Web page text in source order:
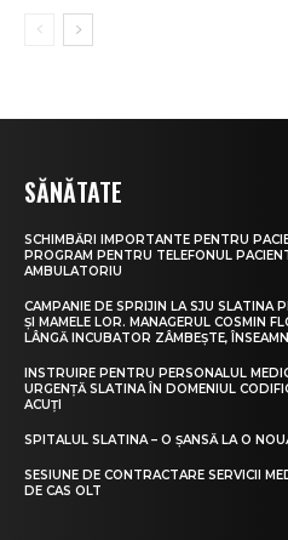
SĂNĂTATE
SCHIMBĂRI IMPORTANTE PENTRU
PROGRAM PENTRU TELEFONUL
AMBULATORIU
CAMPANIE DE SPRIJIN LA SJU SLATINA
ȘI MAMELE LOR. MANAGERUL COSMIN
LÂNGĂ INCUBATOR ZÂMBEȘTE,
INSTRUIRE PENTRU PERSONALUL
URGENȚĂ SLATINA ÎN DOMENIUL
ACUȚI
SPITALUL SLATINA – O ȘANSĂ LA O
SESIUNE DE CONTRACTARE SERVICII
DE CAS OLT